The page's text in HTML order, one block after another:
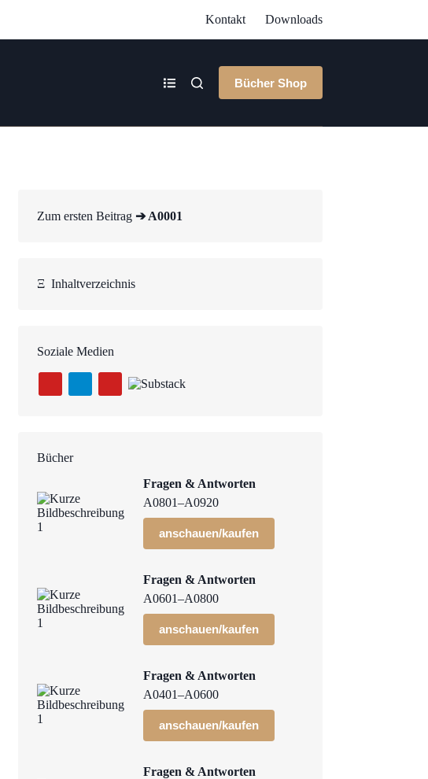
Kontakt Downloads
Bücher Shop
Zum ersten Beitrag ➔ A0001
ΞInhaltverzeichnis
Soziale Medien
Bücher
Fragen & Antworten
A0801–A0920
anschauen/kaufen
Fragen & Antworten
A0601–A0800
anschauen/kaufen
Fragen & Antworten
A0401–A0600
anschauen/kaufen
Fragen & Antworten